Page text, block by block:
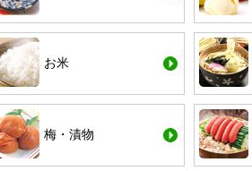
お米
梅・漬物